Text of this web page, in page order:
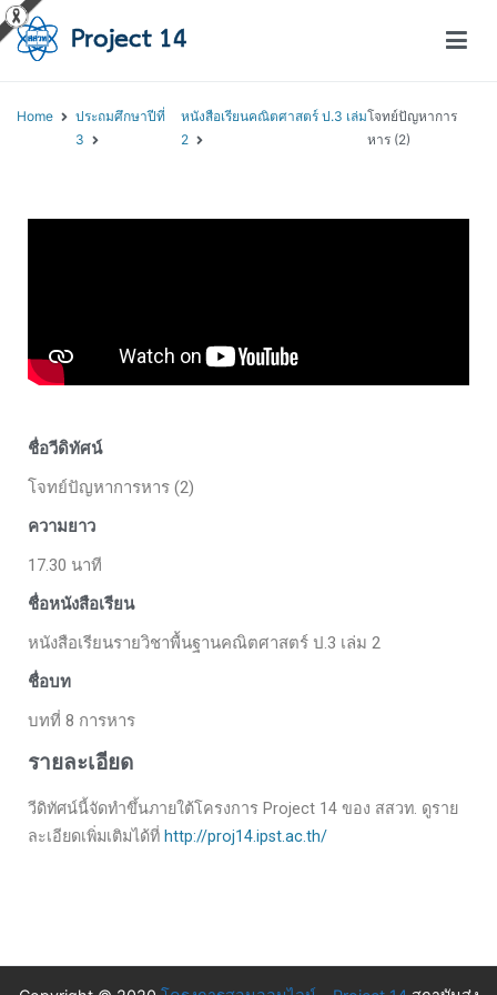
Home
ประถมศึกษาปีที่
3
หนังสือเรียนคณิตศาสตร์ ป.3 เล่ม
2
โจทย์ปัญหาการ
หาร (2)
ชื่อวีดิทัศน์
โจทย์ปัญหาการหาร (2)
ความยาว
17.30 นาที
ชื่อหนังสือเรียน
หนังสือเรียนรายวิชาพื้นฐานคณิตศาสตร์ ป.3 เล่ม 2
ชื่อบท
บทที่ 8 การหาร
รายละเอียด
วีดิทัศน์นี้จัดทำขึ้นภายใต้โครงการ Project 14 ของ สสวท. ดูราย
ละเอียดเพิ่มเติมได้ที่ http://proj14.ipst.ac.th/